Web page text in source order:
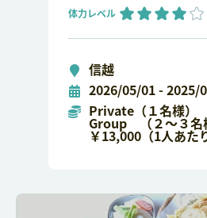
体力レベル
信越
2026/05/01 - 2025/
Private（１名様
Group （２～３名
￥13,000（1人あた